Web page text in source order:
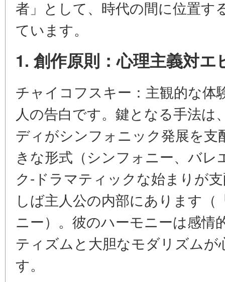
者」として、時代の間に位置す
ています。
1. 創作原則：心理主義対
チャイコフスキー：主観的な体
人の告白です。鍵となる手法
ディがシンフォニック発展を
きな形式（シンフォニー、バ
ク-ドラマティックな始まりが
しば主人公の内部にあります
ニー）。彼のハーモニーは感情
ティズムと大胆なモダリズム
す。